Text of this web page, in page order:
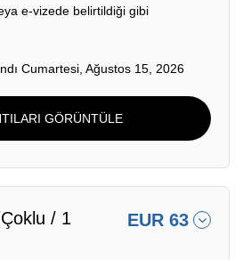
e-vizede belirtildiği gibi
Cumartesi, Ağustos 15, 2026
GÖRÜNTÜLE
/ 1
EUR 63